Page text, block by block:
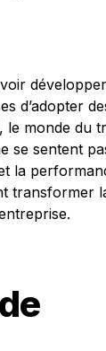
d’adopter
le monde du
se sentent
la
transformer